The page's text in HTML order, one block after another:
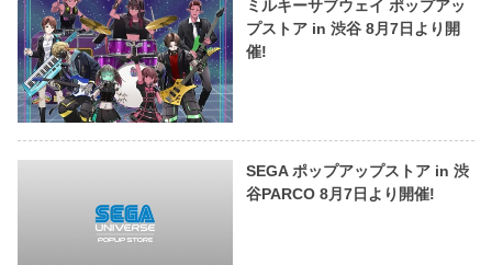
ミルキーサブウェイ ポップアッ
プストア in 渋谷 8月7日より開
催!
SEGA ポップアップストア in 渋
谷PARCO 8月7日より開催!